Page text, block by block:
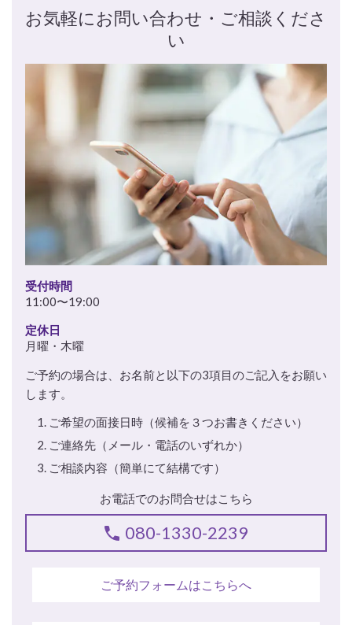
お気軽にお問い合わせ・ご相談くださ
い
受付時間
11:00〜19:00
定休日
月曜・木曜
ご予約の場合は、お名前と以下の3項目のご記入をお願い
します。
ご希望の面接日時（候補を３つお書きください）
ご連絡先（メール・電話のいずれか）
ご相談内容（簡単にて結構です）
お電話でのお問合せはこちら
080-1330-2239
ご予約フォームはこちらへ